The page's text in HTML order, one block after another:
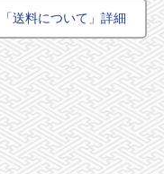
「送料について」詳細